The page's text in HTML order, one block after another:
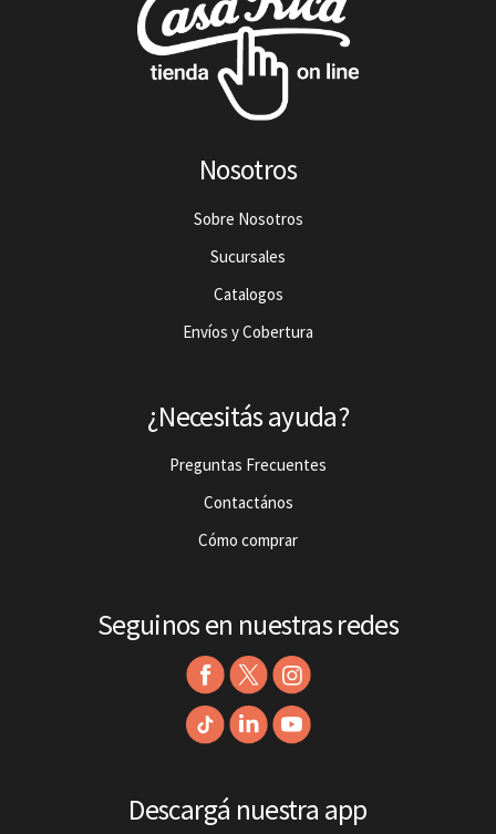
Nosotros
Sobre Nosotros
Sucursales
Catalogos
Envíos y Cobertura
¿Necesitás ayuda?
Preguntas Frecuentes
Contactános
Cómo comprar
Seguinos en nuestras redes
Descargá nuestra app